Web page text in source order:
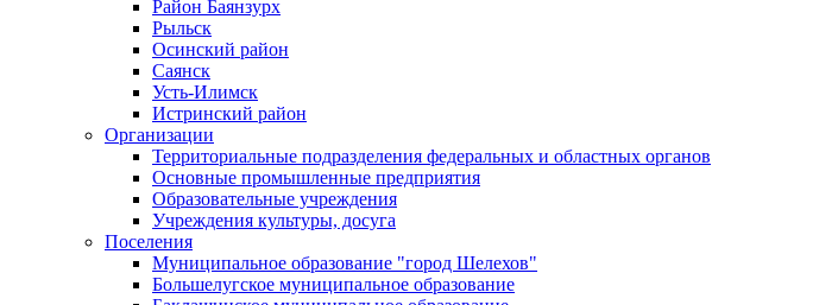
Район Баянзурх
Рыльск
Осинский район
Саянск
Усть-Илимск
Истринский район
Организации
Территориальные подразделения федеральных и областных органов
Основные промышленные предприятия
Образовательные учреждения
Учреждения культуры, досуга
Поселения
Муниципальное образование "город Шелехов"
Большелугское муниципальное образование